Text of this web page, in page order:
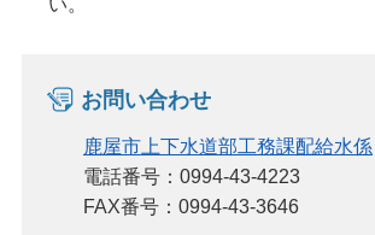
お問い合わせ
鹿屋市上下水道部工務課配給水係
電話番号：0994-43-4223
FAX番号：0994-43-3646